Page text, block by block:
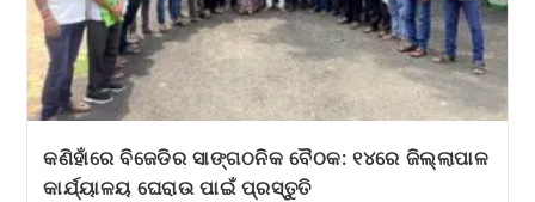
କଣିହାଁରେ ବିଜେଡିର ସାଙ୍ଗଠନିକ ବୈଠକ: ୧୪ରେ ଜିଲ୍ଲାପାଳ
କାର୍ଯ୍ୟାଳୟ ଘେରାଉ ପାଇଁ ପ୍ରସ୍ତୁତି